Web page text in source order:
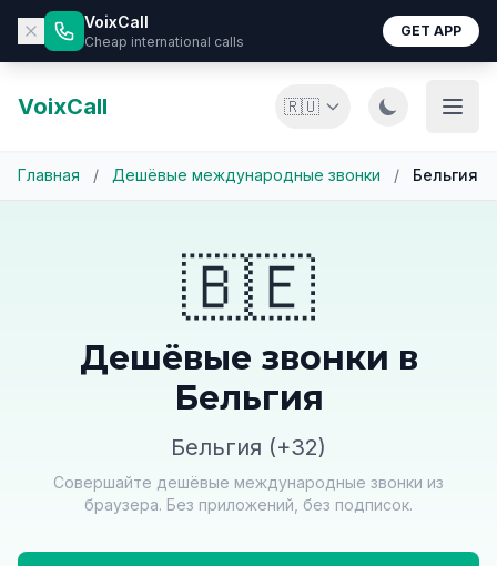
VoixCall
Cheap international calls
GET APP
VoixCall 🇷🇺
Главная / Дешёвые международные звонки / Бельгия
🇧🇪
Дешёвые звонки в
Бельгия
Бельгия (+32)
Совершайте дешёвые международные звонки из
браузера. Без приложений, без подписок.